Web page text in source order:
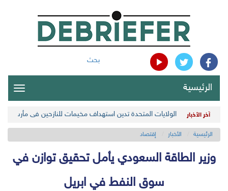
بحث
الرئيسية
آخر الأخبار الولايات المتحدة تدين استهداف مخيمات للنازحين في مأرب
الرئيسية الأخبار إقتصاد
وزير الطاقة السعودي يأمل تحقيق توازن في
سوق النفط في ابريل